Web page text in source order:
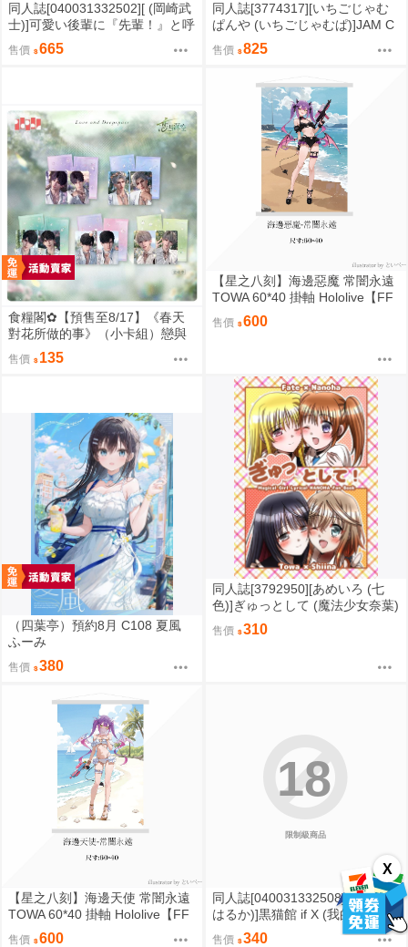
X
同人誌[040031332502][ (岡崎武
士)]可愛い後輩に『先輩！』と呼
ばれたい3 完全版 (Fate/FGO)
マシュ・キリエライト 藤丸立香
售價 665
同人誌[3774317][いちごじゃむ
ぱんや (いちごじゃむぱ)]JAM C
ollection 2021-2024 狛恋・猗窩
恋再録集 (鬼滅之刃)
售價 825
食糧閣✿【預售至8/17】《春天
對花所做的事》（小卡組）戀與
深空／沈星回／祁煜／黎深／秦
徹／夏以晝／疊紙
售價 135
【星之八刻】海邊惡魔 常闇永遠
TOWA 60*40 掛軸 Hololive【FF
47場前預購】{宅即門}
售價 600
（四葉亭）預約8月 C108 夏風
ふーみ
售價 380
同人誌[3792950][あめいろ (七
色)]ぎゅっとして (魔法少女奈葉)
售價 310
【星之八刻】海邊天使 常闇永遠
TOWA 60*40 掛軸 Hololive【FF
47場前預購】{宅即門}
售價 600
限制級商品
18
同人誌[040031332508][ (綾小路
はるか)]黒猫館 if X (我的妹妹哪
有這麼可愛)黒猫
售價 340